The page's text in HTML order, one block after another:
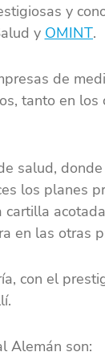
y
y OMINT.
de
tanto en los
salud,
los planes
en las otras
con el
Alemán son: